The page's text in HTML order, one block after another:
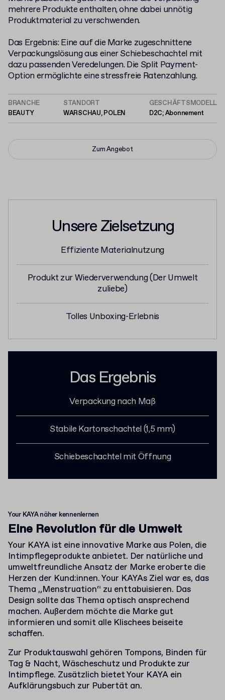
mehrere Produkte enthalten, ohne dabei unnötig
Produktmaterial zu verschwenden.
Das Ergebnis: Eine auf die Marke zugeschnittene
Verpackungslösung aus einer Schiebeschachtel mit
dazu passenden Veredelungen. Die Split Payment-
Option ermöglichte eine stressfreie Ratenzahlung.
BRANCHE
BEAUTY
STANDORT
WARSCHAU, POLEN
GESCHÄFTSMODELL
D2C; Abonnement
Zum Angebot
Unsere Zielsetzung
Effiziente Materialnutzung
Produkt zur Wiederverwendung (Der Umwelt
zuliebe)
Tolles Unboxing-Erlebnis
Das Ergebnis
Verpackung nach Maß
Stabile Kartonschachtel (1,5 mm)
Schiebeschachtel mit Öffnung
Your KAYA näher kennenlernen
Eine Revolution für die Umwelt
Your KAYA ist eine innovative Marke aus Polen, die
Intimpflegeprodukte anbietet. Der natürliche und
umweltfreundliche Ansatz der Marke eroberte die
Herzen der Kund:innen. Your KAYAs Ziel war es, das
Thema „Menstruation“ zu enttabuisieren. Das
Design sollte das Thema optisch ansprechend
machen. Außerdem möchte die Marke gut
informieren und somit alle Klischees beiseite
schaffen.
Zur Produktauswahl gehören Tompons, Binden für
Tag & Nacht, Wäscheschutz und Produkte zur
Intimpflege. Zusätzlich bietet Your KAYA ein
Aufklärungsbuch zur Pubertät an.